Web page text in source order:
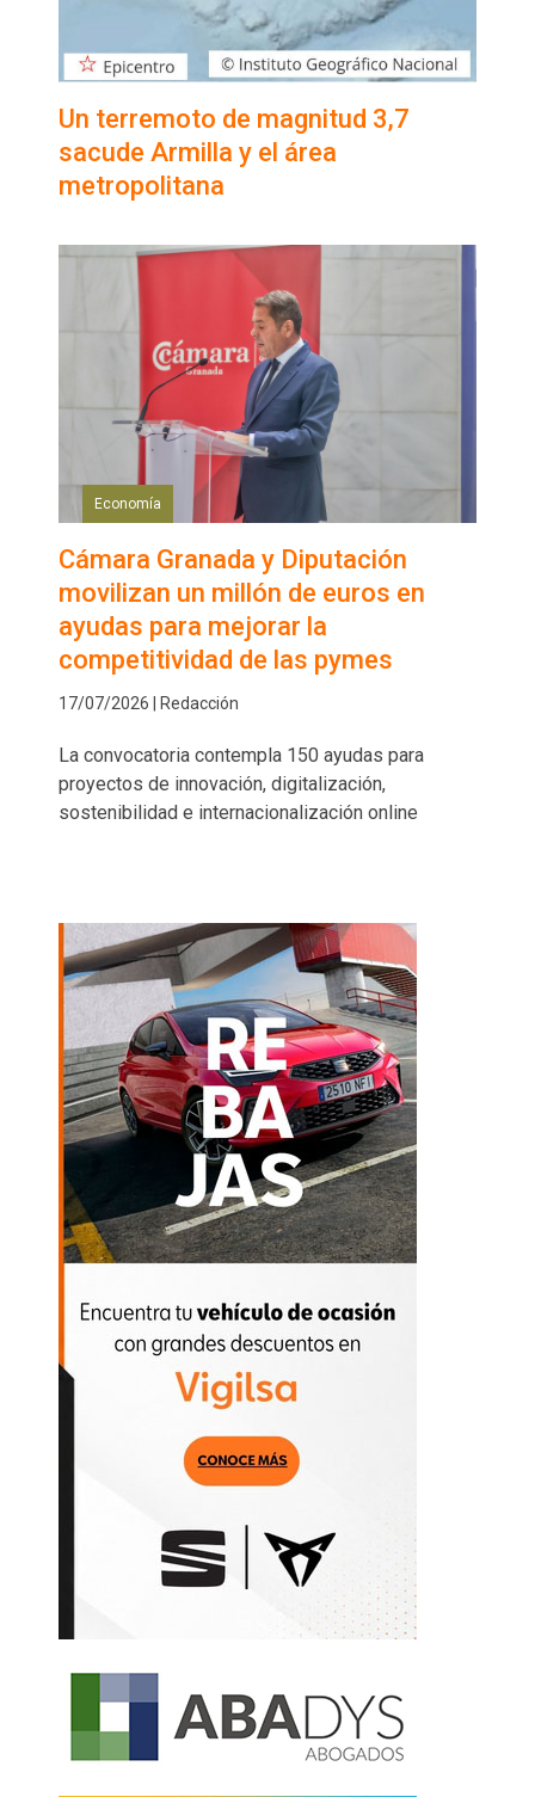
Un terremoto de magnitud 3,7
sacude Armilla y el área
metropolitana
Economía
Cámara Granada y Diputación
movilizan un millón de euros en
ayudas para mejorar la
competitividad de las pymes
17/07/2026 | Redacción
La convocatoria contempla 150 ayudas para
proyectos de innovación, digitalización,
sostenibilidad e internacionalización online